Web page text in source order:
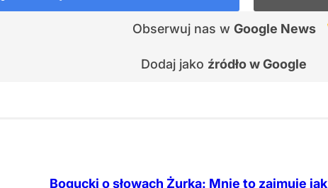
Obserwuj nas w Google News
Dodaj jako źródło w Google
Bogucki o słowach Żurka: Mnie to zajmuje jak